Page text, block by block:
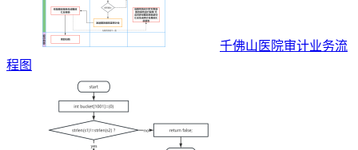
千佛山医院审计业务流
程图